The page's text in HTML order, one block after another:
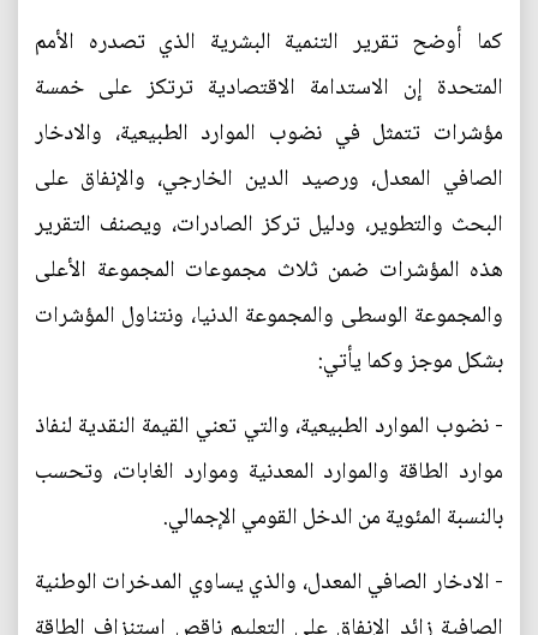
كما أوضح تقرير التنمية البشرية الذي تصدره الأمم
المتحدة إن الاستدامة الاقتصادية ترتكز على خمسة
مؤشرات تتمثل في نضوب الموارد الطبيعية، والادخار
الصافي المعدل، ورصيد الدين الخارجي، والإنفاق على
البحث والتطوير، ودليل تركز الصادرات، ويصنف التقرير
هذه المؤشرات ضمن ثلاث مجموعات المجموعة الأعلى
والمجموعة الوسطى والمجموعة الدنيا، ونتناول المؤشرات
بشكل موجز وكما يأتي:
- نضوب الموارد الطبيعية، والتي تعني القيمة النقدية لنفاذ
موارد الطاقة والموارد المعدنية وموارد الغابات، وتحسب
بالنسبة المئوية من الدخل القومي الإجمالي.
- الادخار الصافي المعدل، والذي يساوي المدخرات الوطنية